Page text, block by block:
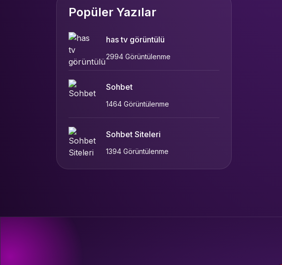
Popüler Yazılar
has tv görüntülü
2994 Görüntülenme
Sohbet
1464 Görüntülenme
Sohbet Siteleri
1394 Görüntülenme